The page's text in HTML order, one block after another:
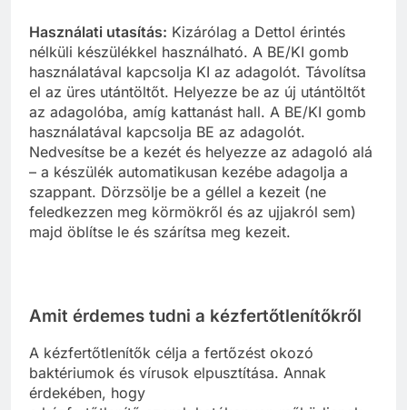
Használati utasítás: Kizárólag a Dettol érintés
nélküli készülékkel használható. A BE/KI gomb
használatával kapcsolja KI az adagolót. Távolítsa
el az üres utántöltőt. Helyezze be az új utántöltőt
az adagolóba, amíg kattanást hall. A BE/KI gomb
használatával kapcsolja BE az adagolót.
Nedvesítse be a kezét és helyezze az adagoló alá
– a készülék automatikusan kezébe adagolja a
szappant. Dörzsölje be a géllel a kezeit (ne
feledkezzen meg körmökről és az ujjakról sem)
majd öblítse le és szárítsa meg kezeit.
Amit érdemes tudni a kézfertőtlenítőkről
A kézfertőtlenítők célja a fertőzést okozó
baktériumok és vírusok elpusztítása. Annak
érdekében, hogy